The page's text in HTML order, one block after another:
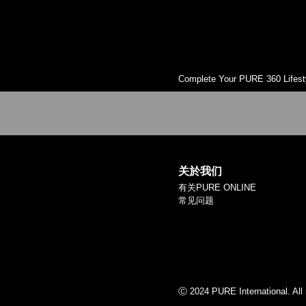
Complete Your PURE 360
关於我们
有关PURE ONLINE
常见问题
Ⓒ 2024 PURE International. All